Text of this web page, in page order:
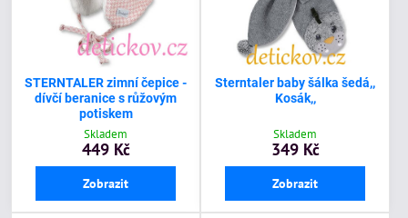
STERNTALER zimní čepice -
dívčí beranice s růžovým
potiskem
Skladem
449 Kč
Zobrazit
Sterntaler baby šálka šedá,,
Kosák,,
Skladem
349 Kč
Zobrazit